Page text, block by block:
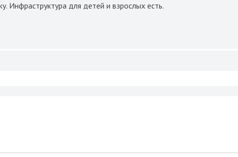
Инфраструктура для детей и взрослых есть.